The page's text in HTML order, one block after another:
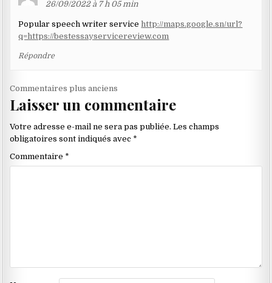
26/09/2022 à 7 h 05 min
Popular speech writer servicehttp://maps.google.sn/url?
q=https://bestessayservicereview.com
Répondre
Navigation
dans
les
commentaires
Commentaires plus anciens
Laisser un commentaire
Votre adresse e-mail ne sera pas publiée. Les champs
obligatoires sont indiqués avec *
Commentaire *